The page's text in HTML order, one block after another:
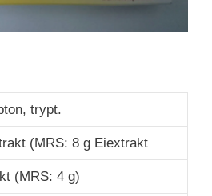
trypt.
(MRS: 8 g Eiextrakt
(MRS: 4 g)